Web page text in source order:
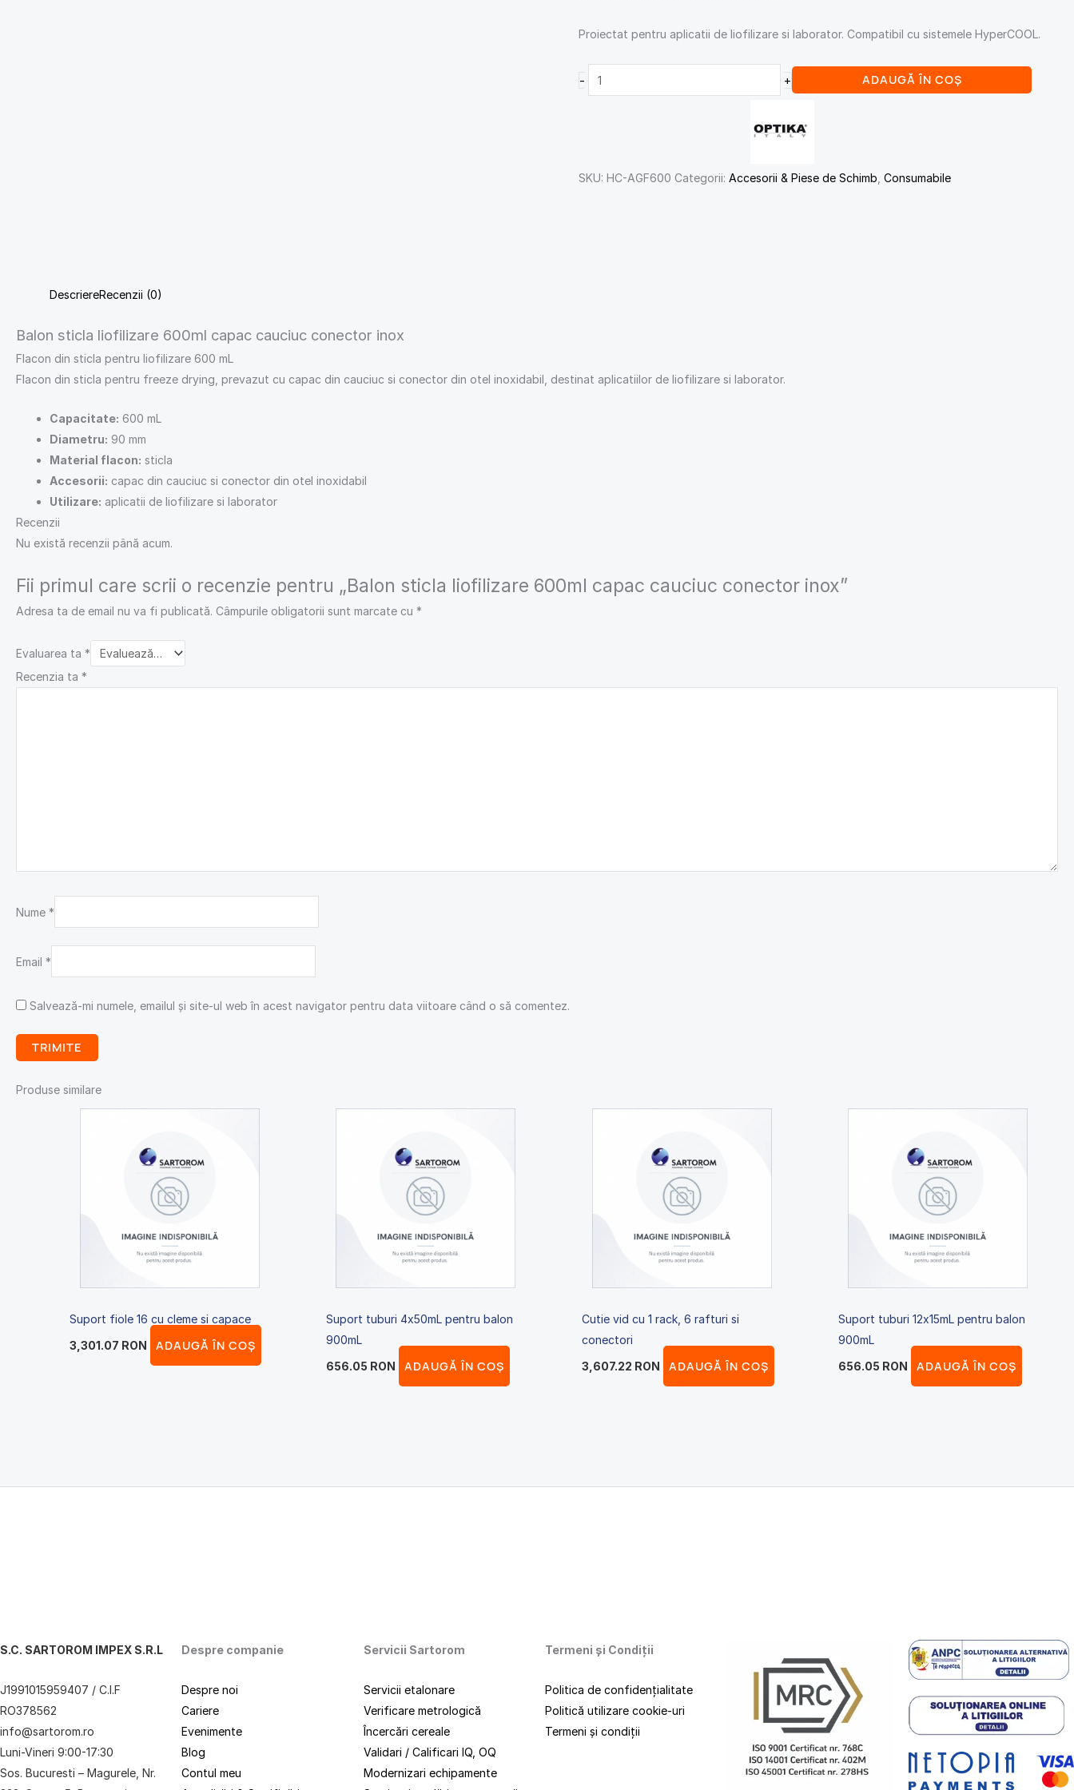
Proiectat pentru aplicatii de liofilizare si laborator. Compatibil cu sistemele HyperCOOL.
- + ADAUGĂ ÎN COȘ
SKU: HC-AGF600 Categorii:Accesorii & Piese de Schimb,Consumabile
DescriereRecenzii (0)
Balon sticla liofilizare 600ml capac cauciuc conector inox
Flacon din sticla pentru liofilizare 600 mL
Flacon din sticla pentru freeze drying, prevazut cu capac din cauciuc si conector din otel inoxidabil, destinat aplicatiilor de liofilizare si laborator.
Capacitate: 600 mL
Diametru: 90 mm
Material flacon: sticla
Accesorii: capac din cauciuc si conector din otel inoxidabil
Utilizare: aplicatii de liofilizare si laborator
Recenzii
Nu există recenzii până acum.
Fii primul care scrii o recenzie pentru „Balon sticla liofilizare 600ml capac cauciuc conector inox”
Adresa ta de email nu va fi publicată. Câmpurile obligatorii sunt marcate cu *
Evaluarea ta *
Recenzia ta *
Nume *
Email *
Salvează-mi numele, emailul și site-ul web în acest navigator pentru data viitoare când o să comentez.
Produse similare
Suport fiole 16 cu cleme si capace
3,301.07 RON ADAUGĂ ÎN COȘ
Suport tuburi 4x50mL pentru balon
900mL
656.05 RON ADAUGĂ ÎN COȘ
Cutie vid cu 1 rack, 6 rafturi si
conectori
3,607.22 RON ADAUGĂ ÎN COȘ
Suport tuburi 12x15mL pentru balon
900mL
656.05 RON ADAUGĂ ÎN COȘ
S.C. SARTOROM IMPEX S.R.L
J1991015959407 / C.I.F
RO378562
info@sartorom.ro
Luni-Vineri 9:00-17:30
Sos. Bucuresti – Magurele, Nr.
Despre companie
Despre noi
Cariere
Evenimente
Blog
Contul meu
Servicii Sartorom
Servicii etalonare
Verificare metrologică
Încercări cereale
Validari / Calificari IQ, OQ
Modernizari echipamente
Termeni și Condiții
Politica de confidențialitate
Politică utilizare cookie-uri
Termeni și condiții